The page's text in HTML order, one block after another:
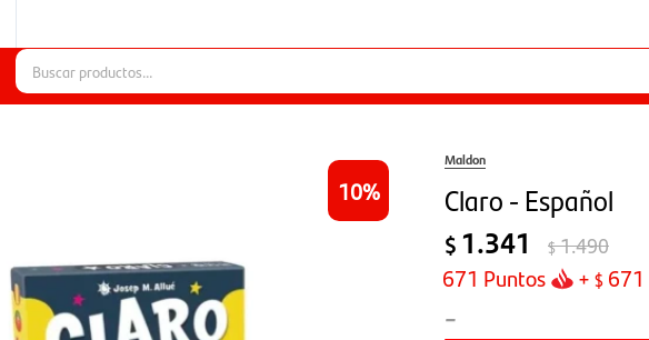
10
Maldon
Claro - Español
$ 1.341 $1.490
671 Puntos + $ 671
-